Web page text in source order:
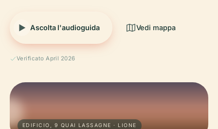
Ascolta l'audioguida Vedi mappa
Verificato April 2026
EDIFICIO, 9 QUAI LASSAGNE · LIONE